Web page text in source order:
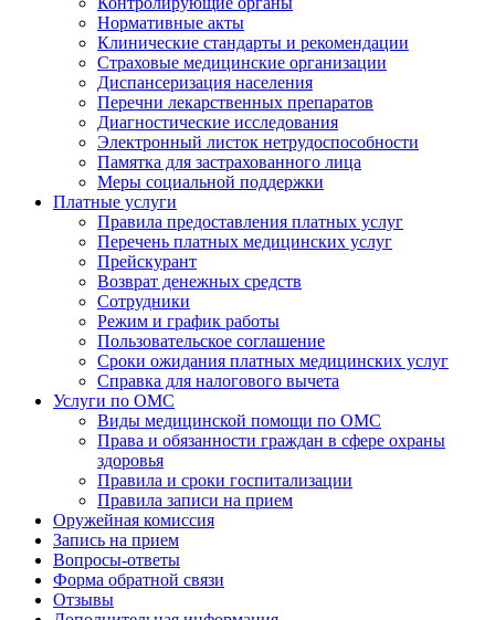
Нормативные акты
Клинические стандарты и рекомендации
Страховые медицинские организации
Диспансеризация населения
Перечни лекарственных препаратов
Диагностические исследования
Электронный листок нетрудоспособности
Памятка для застрахованного лица
Меры социальной поддержки
Платные услуги
Правила предоставления платных услуг
Перечень платных медицинских услуг
Прейскурант
Возврат денежных средств
Сотрудники
Режим и график работы
Пользовательское соглашение
Сроки ожидания платных медицинских услуг
Справка для налогового вычета
Услуги по ОМС
Виды медицинской помощи по ОМС
Права и обязанности граждан в сфере охраны
здоровья
Правила и сроки госпитализации
Правила записи на прием
Оружейная комиссия
Запись на прием
Вопросы-ответы
Форма обратной связи
Отзывы